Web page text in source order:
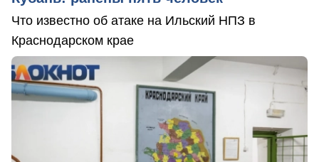
Что известно об атаке на Ильский НПЗ в
Краснодарском крае